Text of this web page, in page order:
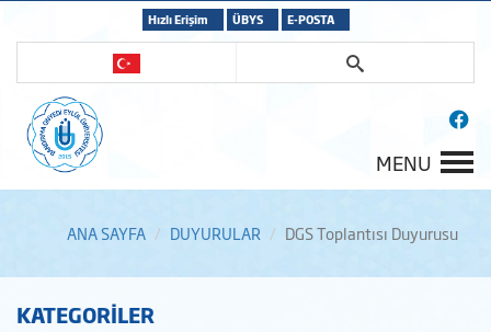
Hızlı Erişim ÜBYS E-POSTA
MENU
ANA SAYFA DUYURULAR DGS Toplantısı Duyurusu
KATEGORİLER